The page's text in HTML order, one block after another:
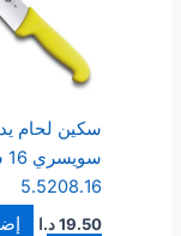
سكين لحام
5.5208.16
19.50 د.ا